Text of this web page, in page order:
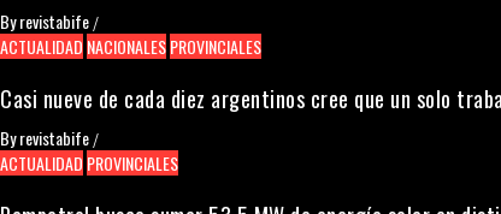
Byrevistabife /
ACTUALIDAD NACIONALESPROVINCIALES
Casi nueve de cada diez argentinos cree que un solo
Byrevistabife /
ACTUALIDAD PROVINCIALES